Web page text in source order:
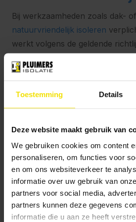
Toestemming Details
Deze website maakt gebruik van
We gebruiken cookies om content
personaliseren, om functies voor
en om ons websiteverkeer te
informatie over uw gebruik van
partners voor social media,
partners kunnen deze gegevens
informatie die u aan ze heeft
Bij werkzaamheden zoals dak-
natuurvriendelijk isoleren
werkt volgens de geldende
Hoe werkt de
geïsoleerd
U verzamelt facturen,
van de uitgevoerde
Bij biobased isolatiemateriaal
meldcode toe
De gemeente controleert of
compleet is